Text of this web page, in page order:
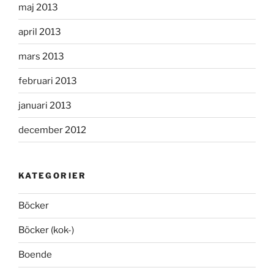
maj 2013
april 2013
mars 2013
februari 2013
januari 2013
december 2012
KATEGORIER
Böcker
Böcker (kok-)
Boende